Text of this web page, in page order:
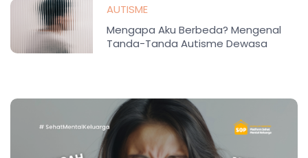
AUTISME
Mengapa Aku Berbeda? Mengenal
Tanda-Tanda Autisme Dewasa